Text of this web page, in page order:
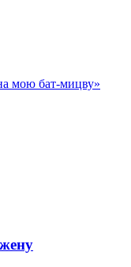
мою бат-мицву»